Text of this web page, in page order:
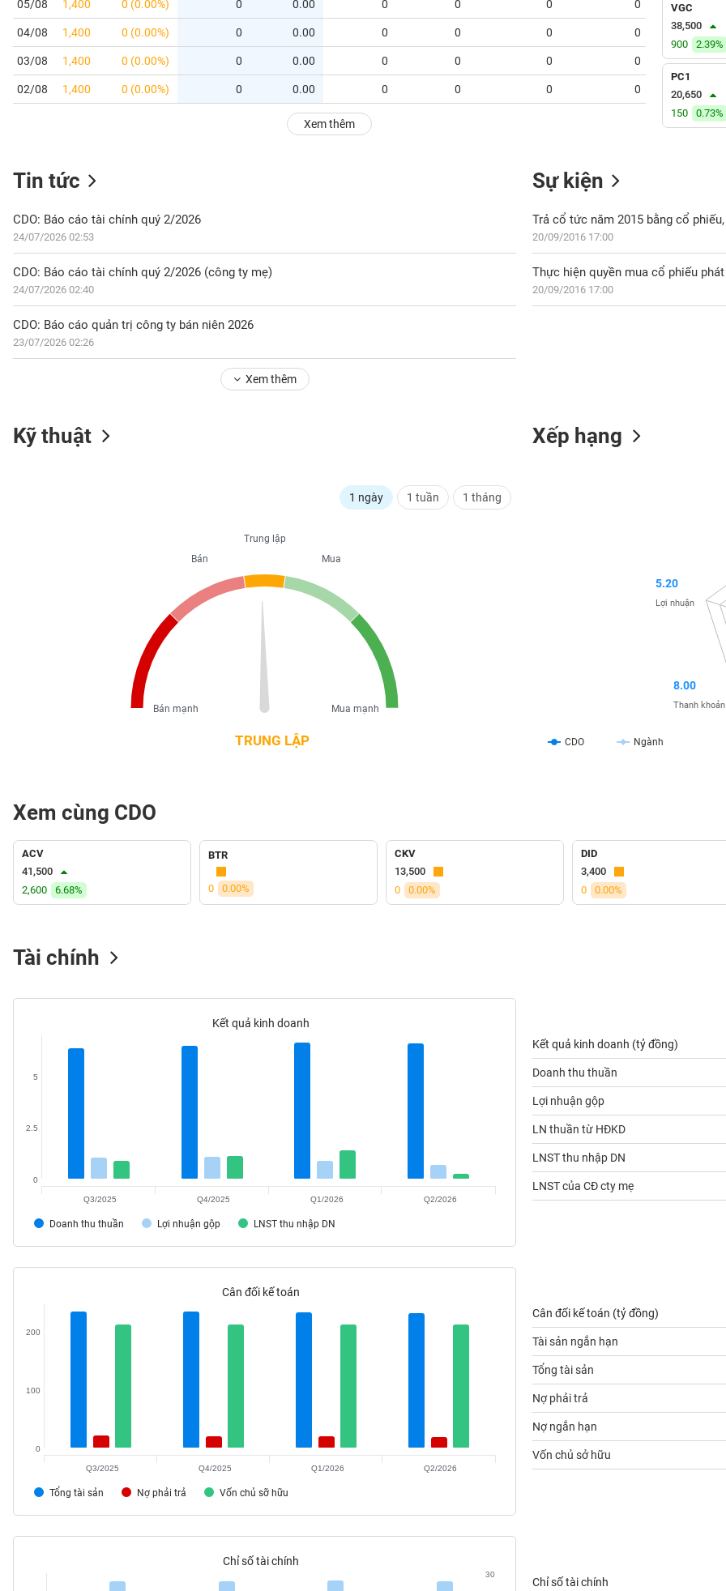
05/08 1,400 0 (0.00%) 0 0.00 0 0 0 0 0.00
04/08 1,400 0 (0.00%) 0 0.00 0 0 0 0 0.00
03/08 1,400 0 (0.00%) 0 0.00 0 0 0 0 0.00
02/08 1,400 0 (0.00%) 0 0.00 0 0 0 0 0.00
Xem thêm
VGC
38,500
900
2.39%
PC1
20,650
150
0.73%
Tin tức
CDO: Báo cáo tài chính quý 2/2026
24/07/2026 02:53
CDO: Báo cáo tài chính quý 2/2026 (công ty mẹ)
24/07/2026 02:40
CDO: Báo cáo quản trị công ty bán niên 2026
23/07/2026 02:26
Xem thêm
Sự kiện
Trả cổ tức năm 2015 bằng cổ
20/09/2016 17:00
Thực hiện quyền mua cổ phiếu
20/09/2016 17:00
Kỹ thuật
1 ngày 1 tuần 1 tháng
TRUNG LẬP
Trung lập
Mua
Mua mạnh
Bán
Bán mạnh
Xếp hạng
CDO Ngành
8.00
Thanh khoản
5.20
Lợi nhuận
Xem cùng CDO
ACV
41,500
2,600
6.68%
BTR
0 0.00%
CKV
13,500
0
0.00%
DID
3,400
0
0.00%
Tài chính
Kết quả kinh doanh
Doanh thu thuần Lợi nhuận gộp LNST thu nhập DN
0
2.5
5
Q3/2025 Q4/2025 Q1/2026 Q2/2026
Kết quả kinh doanh (tỷ đồng)
Doanh thu thuần
Lợi nhuận gộp
LN thuần từ HĐKD
LNST thu nhập DN
LNST của CĐ cty mẹ
Cân đối kế toán
Tổng tài sản Nợ phải trả Vốn chủ sỡ hữu
0
100
200
Q3/2025 Q4/2025 Q1/2026 Q2/2026
Cân đối kế toán (tỷ đồng)
Tài sản ngắn hạn
Tổng tài sản
Nợ phải trả
Nợ ngắn hạn
Vốn chủ sở hữu
Chỉ số tài chính
30
Chỉ số tài chính
PHÂN
TÍCH
VIETSTOCKFINANCE
DOANH
NGHIỆP
CỔ
PHIẾU
SINH
(-)
VS-
SECTOR
LIỆU
NGHIỆP
TIÊU
KHÔNG
TIÊU
THIẾT